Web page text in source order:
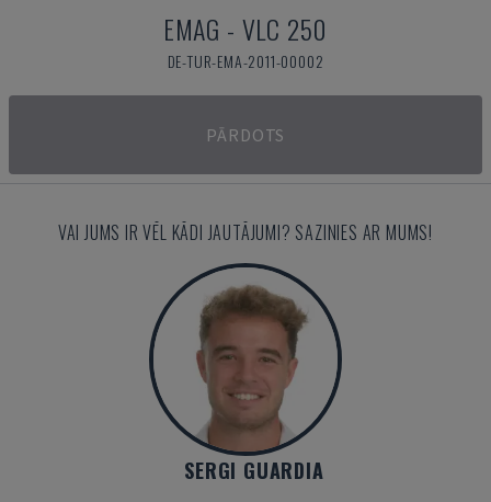
EMAG - VLC 250
DE-TUR-EMA-2011-00002
PĀRDOTS
VAI JUMS IR VĒL KĀDI JAUTĀJUMI? SAZINIES AR MUMS!
SERGI GUARDIA